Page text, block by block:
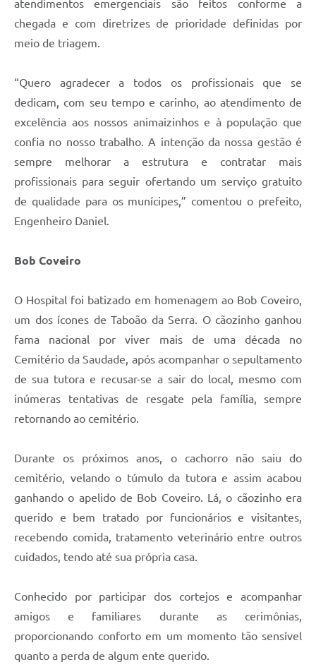
atendimentos emergenciais são feitos conforme a
chegada e com diretrizes de prioridade definidas por
meio de triagem.
“Quero agradecer a todos os profissionais que se
dedicam, com seu tempo e carinho, ao atendimento de
excelência aos nossos animaizinhos e à população que
confia no nosso trabalho. A intenção da nossa gestão é
sempre melhorar a estrutura e contratar mais
profissionais para seguir ofertando um serviço gratuito
de qualidade para os munícipes,” comentou o prefeito,
Engenheiro Daniel.
Bob Coveiro
O Hospital foi batizado em homenagem ao Bob Coveiro,
um dos ícones de Taboão da Serra. O cãozinho ganhou
fama nacional por viver mais de uma década no
Cemitério da Saudade, após acompanhar o sepultamento
de sua tutora e recusar-se a sair do local, mesmo com
inúmeras tentativas de resgate pela família, sempre
retornando ao cemitério.
Durante os próximos anos, o cachorro não saiu do
cemitério, velando o túmulo da tutora e assim acabou
ganhando o apelido de Bob Coveiro. Lá, o cãozinho era
querido e bem tratado por funcionários e visitantes,
recebendo comida, tratamento veterinário entre outros
cuidados, tendo até sua própria casa.
Conhecido por participar dos cortejos e acompanhar
amigos e familiares durante as cerimônias,
proporcionando conforto em um momento tão sensível
quanto a perda de algum ente querido.